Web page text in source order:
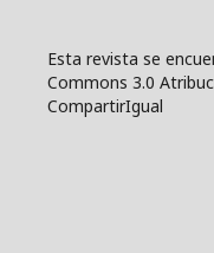
Esta revista se
Commons 3.0
CompartirIgual